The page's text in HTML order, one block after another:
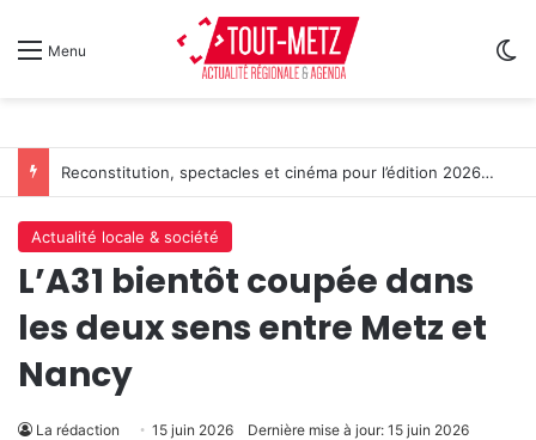
Menu
Reconstitution, spectacles et cinéma pour l’édition 2026 de « Ça tombe comme à Gravelotte »
Actualité locale & société
L’A31 bientôt coupée dans
les deux sens entre Metz et
Nancy
La rédaction 15 juin 2026 Dernière mise à jour: 15 juin 2026